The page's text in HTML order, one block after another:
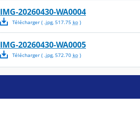
IMG-20260430-WA0004
Télécharger( .jpg, 517.75 ko)
IMG-20260430-WA0005
Télécharger( .jpg, 572.70 ko)